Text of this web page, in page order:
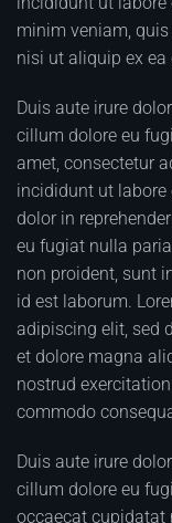
minim veniam,
nisi ut aliquip ex
Duis aute irure
cillum dolore eu
amet, consectetur
incididunt ut labore
dolor in
eu fugiat nulla
non proident, sunt
id est laborum.
adipiscing elit, sed
et dolore magna
nostrud
commodo
Duis aute irure
cillum dolore eu
occaecat cupidatat